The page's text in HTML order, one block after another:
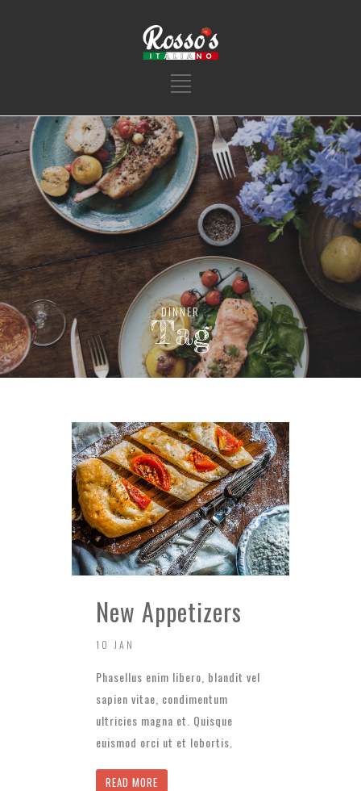
DINNER
Tag
New Appetizers
10 JAN
Phasellus enim libero, blandit vel
sapien vitae, condimentum
ultricies magna et. Quisque
euismod orci ut et lobortis.
READ MORE